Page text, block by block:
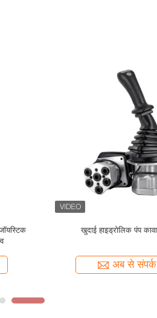
निर्माण मशीनरी खुदाई जॉयस्टिक बाएं
अब से संपर्क करें